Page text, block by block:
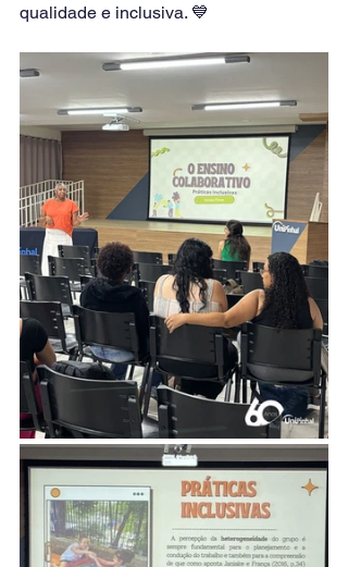
qualidade e inclusiva. 💙